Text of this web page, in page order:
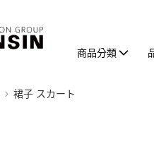
商品分類
裙子 スカート